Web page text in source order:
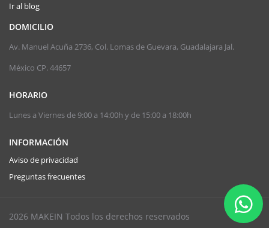
Ir al blog
DOMICILIO
Av. Manuel Acuña 2736, Col. Lomas de Guevara, Guadalajara Jal.
México CP. 44657
HORARIO
Lunes a Viernes de 9:00 a 14:00h y de 15:00 a 18:00h
INFORMACIÓN
Aviso de privacidad
Preguntas frecuentes
2026 MAKEIN Todos los derechos reservados